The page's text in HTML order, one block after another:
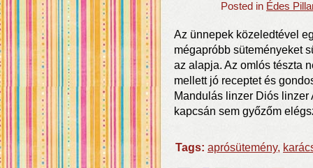
Posted in Édes
Az ünnepek közeledtével
mégapróbb süteményeket
az alapja. Az omlós tészta
mellett jó receptet és
Mandulás linzer Diós linzer
kapcsán sem győzőm
Tags: aprósütemény,